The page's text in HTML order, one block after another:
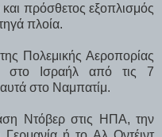
πρόσθετος εξοπλισμός
πλοία.
Πολεμικής Αεροπορίας
στο Ισραήλ από τις 7
στο Ναμπατίμ.
Ντόβερ στις ΗΠΑ, την